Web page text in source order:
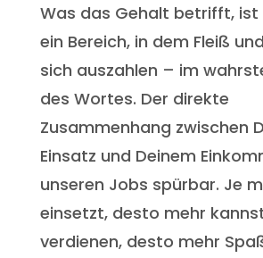
Was das Gehalt betrifft, ist
ein Bereich, in dem Fleiß
sich auszahlen – im
des Wortes. Der direkte
Zusammenhang zwischen
Einsatz und Deinem
unseren Jobs spürbar. Je
einsetzt, desto mehr
verdienen, desto mehr